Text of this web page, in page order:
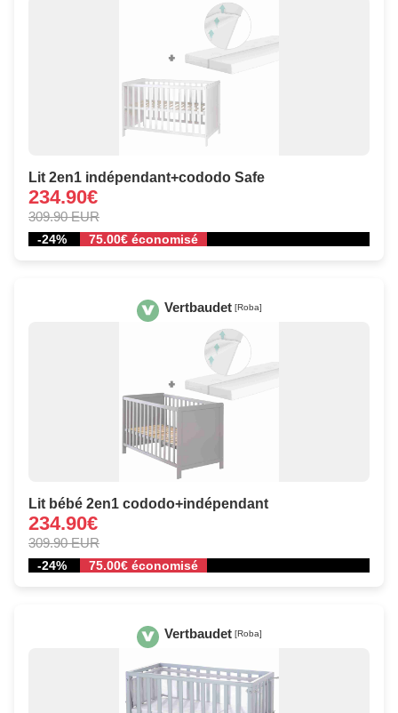
Lit 2en1 indépendant+cododo Safe
234.90€
309.90 EUR
-24% 75.00€ économisé
Vertbaudet [Roba]
Lit bébé 2en1 cododo+indépendant
234.90€
309.90 EUR
-24% 75.00€ économisé
Vertbaudet [Roba]